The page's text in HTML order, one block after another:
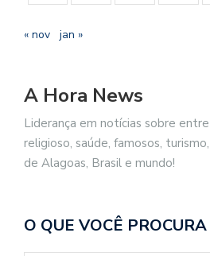
« nov jan »
A Hora News
Liderança em notícias sobre
religioso, saúde, famosos,
de Alagoas, Brasil e mundo!
O QUE VOCÊ